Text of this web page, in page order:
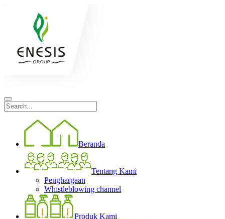
Beranda
Tentang Kami
Penghargaan
Whistleblowing channel
Produk Kami